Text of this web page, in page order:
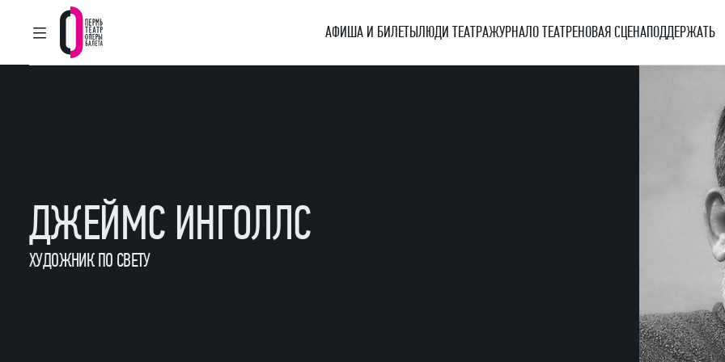
ГЛАВНОЕ МЕНЮ
Пермский театр оперы и балета
АФИША И БИЛЕТЫЛЮДИ ТЕАТРАЖУРНАЛО ТЕАТРЕНОВАЯ СЦЕНАПОДДЕРЖАТЬ
ДЖЕЙМС ИНГОЛЛС
ХУДОЖНИК ПО СВЕТУ